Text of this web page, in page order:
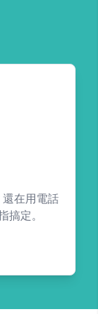
在用電話
搞定。